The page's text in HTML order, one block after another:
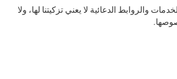
ﻭﺍﻟﺮﻭﺍﺑﻂ ﺍﻟﺪﻋﺎﺋﻴﺔ ﻻ ﻳﻌﻨﻲ تزكيتنا ﻟﻬﺎ، ﻭﻻ